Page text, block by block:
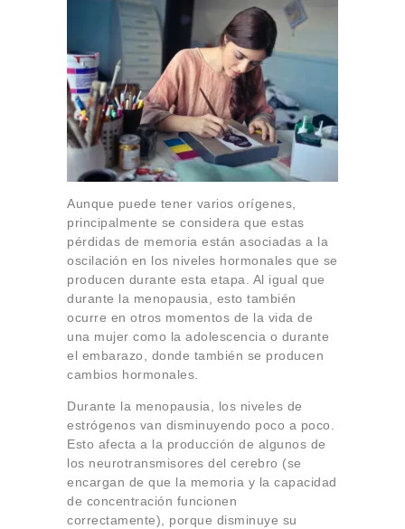
Aunque puede tener varios orígenes,
principalmente se considera que estas
pérdidas de memoria están asociadas a la
oscilación en los niveles hormonales que se
producen durante esta etapa. Al igual que
durante la menopausia, esto también
ocurre en otros momentos de la vida de
una mujer como la adolescencia o durante
el embarazo, donde también se producen
cambios hormonales.
Durante la menopausia, los niveles de
estrógenos van disminuyendo poco a poco.
Esto afecta a la producción de algunos de
los neurotransmisores del cerebro (se
encargan de que la memoria y la capacidad
de concentración funcionen
correctamente), porque disminuye su